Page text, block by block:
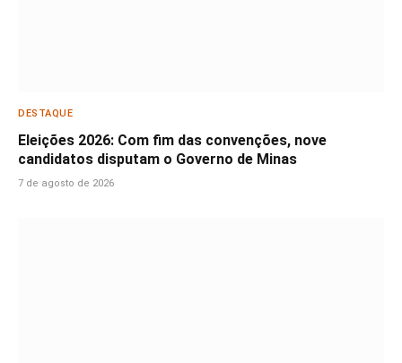
DESTAQUE
Eleições 2026: Com fim das convenções, nove
candidatos disputam o Governo de Minas
7 de agosto de 2026